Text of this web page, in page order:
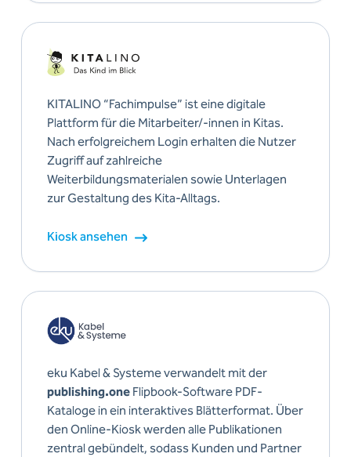
KITALINO “Fachimpulse” ist eine digitale
Plattform für die Mitarbeiter/-innen in Kitas.
Nach erfolgreichem Login erhalten die Nutzer
Zugriff auf zahlreiche
Weiterbildungsmaterialen sowie Unterlagen
zur Gestaltung des Kita-Alltags.
Kiosk ansehen
eku Kabel & Systeme verwandelt mit der
publishing.one Flipbook-Software PDF-
Kataloge in ein interaktives Blätterformat. Über
den Online-Kiosk werden alle Publikationen
zentral gebündelt, sodass Kunden und Partner